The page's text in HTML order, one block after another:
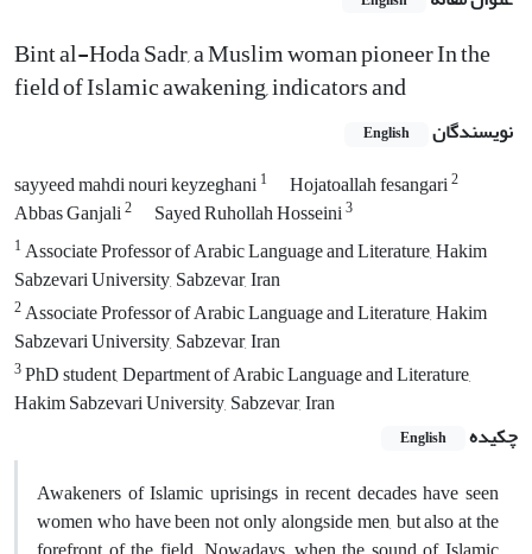
Bint al-Hoda Sadr, a Muslim woman pioneer In the
field of Islamic awakening, indicators and
نویسندگان English
sayyeed mahdi nouri keyzeghani1 Hojatoallah fesangari2
Abbas Ganjali2 Sayed Ruhollah Hosseini3
1Associate Professor of Arabic Language and Literature, Hakim
Sabzevari University, Sabzevar, Iran
2Associate Professor of Arabic Language and Literature, Hakim
Sabzevari University, Sabzevar, Iran
3PhD student, Department of Arabic Language and Literature,
Hakim Sabzevari University, Sabzevar, Iran
چکیده
English
Awakeners of Islamic uprisings in recent decades have seen
women who have been not only alongside men, but also at the